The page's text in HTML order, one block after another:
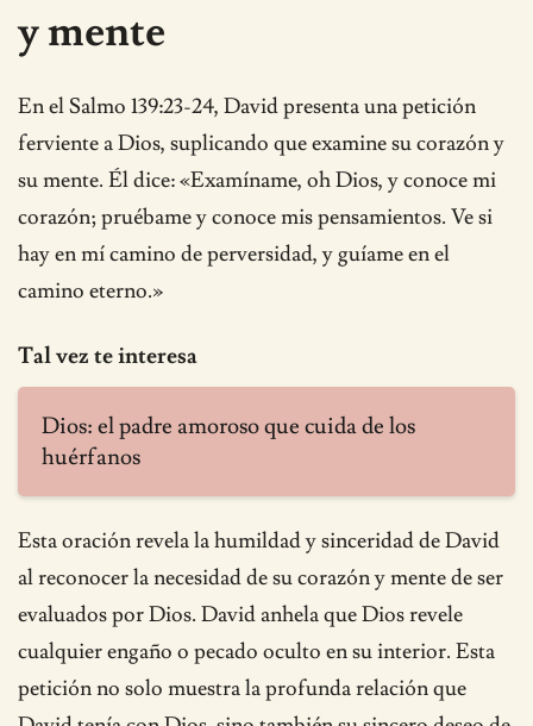
y mente
En el Salmo 139:23-24, David presenta una petición
ferviente a Dios, suplicando que examine su corazón y
su mente. Él dice: «Examíname, oh Dios, y conoce mi
corazón; pruébame y conoce mis pensamientos. Ve si
hay en mí camino de perversidad, y guíame en el
camino eterno.»
Tal vez te interesa
Dios: el padre amoroso que cuida de los
huérfanos
Esta oración revela la humildad y sinceridad de David
al reconocer la necesidad de su corazón y mente de ser
evaluados por Dios. David anhela que Dios revele
cualquier engaño o pecado oculto en su interior. Esta
petición no solo muestra la profunda relación que